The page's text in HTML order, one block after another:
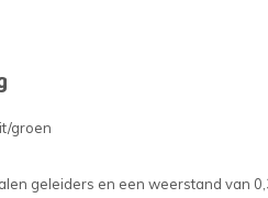
groen
geleiders en een weerstand van